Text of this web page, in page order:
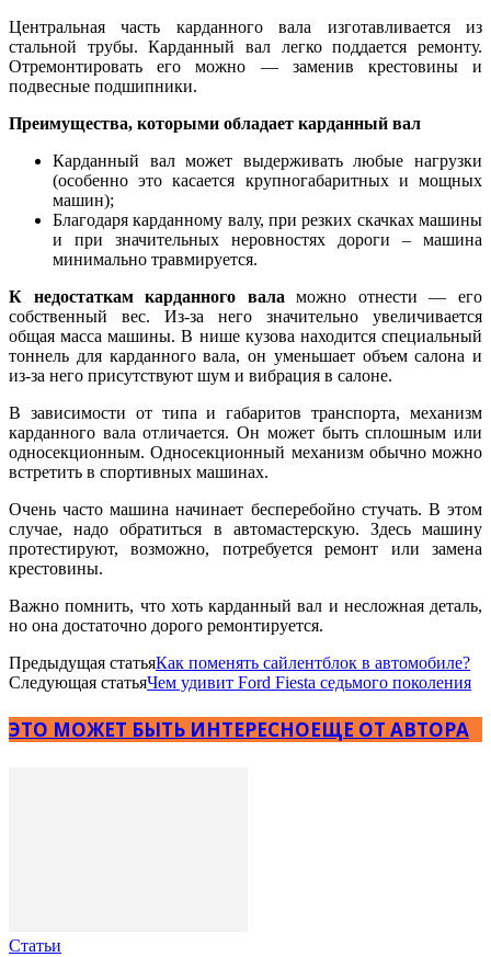
Центральная часть карданного вала изготавливается из
стальной трубы. Карданный вал легко поддается ремонту.
Отремонтировать его можно — заменив крестовины и
подвесные подшипники.
Преимущества, которыми обладает карданный вал
Карданный вал может выдерживать любые нагрузки
(особенно это касается крупногабаритных и мощных
машин);
Благодаря карданному валу, при резких скачках машины
и при значительных неровностях дороги – машина
минимально травмируется.
К недостаткам карданного вала можно отнести — его
собственный вес. Из-за него значительно увеличивается
общая масса машины. В нише кузова находится специальный
тоннель для карданного вала, он уменьшает объем салона и
из-за него присутствуют шум и вибрация в салоне.
В зависимости от типа и габаритов транспорта, механизм
карданного вала отличается. Он может быть сплошным или
односекционным. Односекционный механизм обычно можно
встретить в спортивных машинах.
Очень часто машина начинает бесперебойно стучать. В этом
случае, надо обратиться в автомастерскую. Здесь машину
протестируют, возможно, потребуется ремонт или замена
крестовины.
Важно помнить, что хоть карданный вал и несложная деталь,
но она достаточно дорого ремонтируется.
Предыдущая статьяКак поменять сайлентблок в автомобиле?
Следующая статьяЧем удивит Ford Fiesta седьмого поколения
ЭТО МОЖЕТ БЫТЬ ИНТЕРЕСНОЕЩЕ ОТ АВТОРА
Статьи